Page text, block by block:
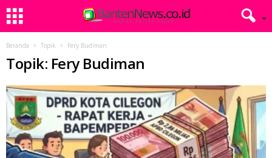
Beranda Topik Fery Budiman
Topik: Fery Budiman